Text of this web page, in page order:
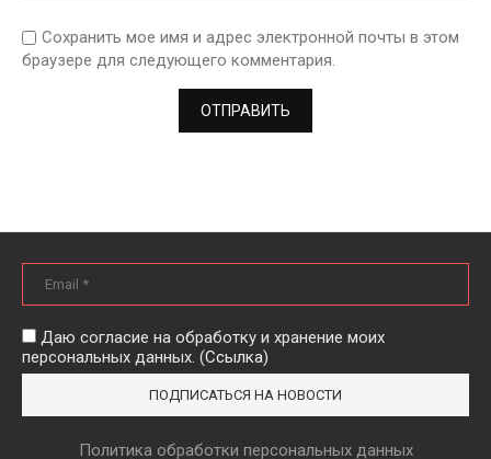
Сохранить мое имя и адрес электронной почты в этом
браузере для следующего комментария.
Даю согласие на обработку и хранение моих
персональных данных. (Ссылка)
Политика обработки персональных данных